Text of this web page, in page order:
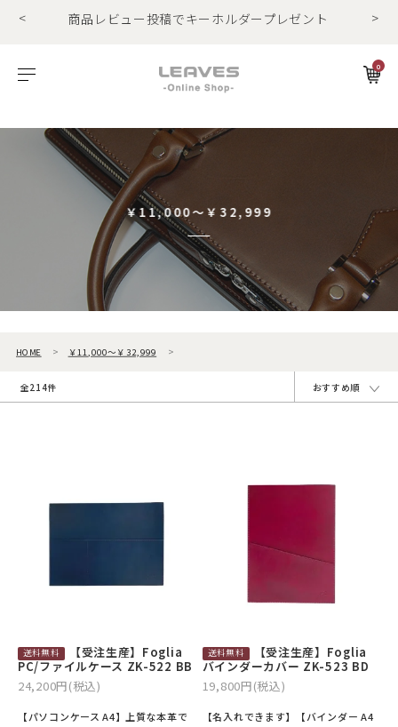
<
LINE友だちで500円OFFクーポンプレゼント
商品レビュー投稿でキーホルダープレゼント
>
0
￥11,000～￥32,999
HOME ￥11,000～￥32,999
全214件 おすすめ順
【受注生産】Foglia
PC/ファイルケース ZK-522 BB
24,200円(税込)
【パソコンケース A4】上質な本革で
【受注生産】Foglia
バインダーカバー ZK-523 BD
19,800円(税込)
【名入れできます】【バインダー A4
ビジネスバッグ ショルダーバッグ
ダレスバッグ
ショルダーバッグ
ビゾンテレザー
ゼナックレザー
フラットシュリンクレザー
プリズムレザー
シュリンクレザー
ご利用ガイド
ギフト
特集
Foglia工房の革紹介。Vol.1
レザー１